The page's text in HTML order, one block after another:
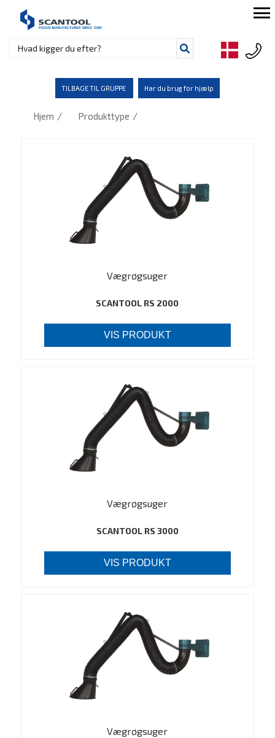
TILBAGE TIL GRUPPE Har du brug for hjælp
Hjem / Produkttype /
Vægrøgsuger
SCANTOOL RS 2000
VIS PRODUKT
Vægrøgsuger
SCANTOOL RS 3000
VIS PRODUKT
Vægrøgsuger